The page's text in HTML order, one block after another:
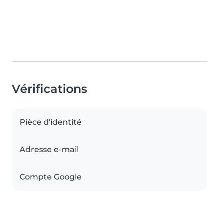
Vérifications
Pièce d'identité
Adresse e-mail
Compte Google